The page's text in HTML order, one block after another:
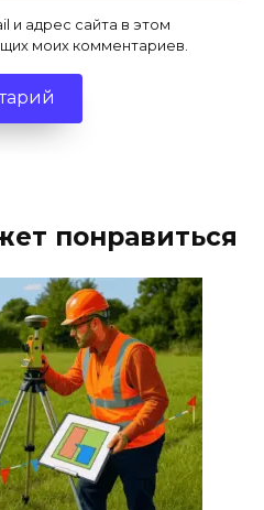
и адрес сайта в этом
моих комментариев.
понравиться